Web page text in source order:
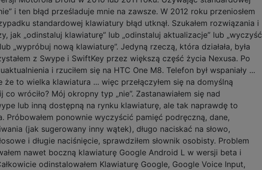
i ten błąd prześladuje mnie na zawsze. W 2012 roku przeniosłem
standardowej klawiatury błąd utknął. Szukałem rozwiązania i
jak „odinstaluj klawiaturę” lub „odinstaluj aktualizacje” lub „wyczyść
„wypróbuj nową klawiaturę”. Jedyną rzeczą, która działała, była
z Swype i SwiftKey przez większą część życia Nexusa. Po
i rzuciłem się na HTC One M8. Telefon był wspaniały ...
że to wielka klawiatura ... więc przełączyłem się na domyślną
wróciło? Mój okropny typ „nie”. Zastanawiałem się nad
lub inną dostępną na rynku klawiaturę, ale tak naprawdę to
Próbowałem ponownie wyczyścić pamięć podręczną, dane,
(jak sugerowany inny wątek), długo naciskać na słowo,
i długie naciśnięcie, sprawdziłem słownik osobisty. Problem
nawet boczną klawiaturę Google Android L w wersji beta i
odinstalowałem Klawiaturę Google, Google Voice Input,